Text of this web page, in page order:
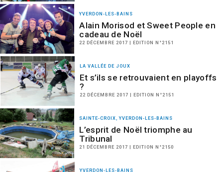
YVERDON-LES-BAINS
Alain Morisod et Sweet People en
cadeau de Noël
22 DÉCEMBRE 2017 | EDITION N°2151
LA VALLÉE DE JOUX
Et s’ils se retrouvaient en playoffs
?
22 DÉCEMBRE 2017 | EDITION N°2151
SAINTE-CROIX, YVERDON-LES-BAINS
L’esprit de Noël triomphe au
Tribunal
21 DÉCEMBRE 2017 | EDITION N°2150
YVERDON-LES-BAINS